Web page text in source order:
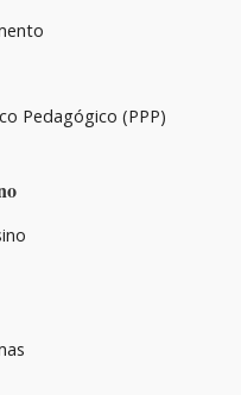
Pedagógico (PPP)